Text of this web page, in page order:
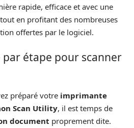
rapide, efficace et avec une
en profitant des nombreuses
offertes par le logiciel.
étape pour scanner
préparé votre imprimante
Scan Utility, il est temps de
document proprement dite.